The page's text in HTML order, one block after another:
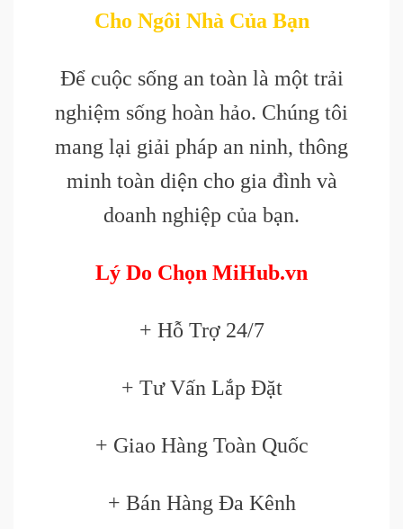
Cho Ngôi Nhà Của Bạn
Để cuộc sống an toàn là một trải
nghiệm sống hoàn hảo. Chúng tôi
mang lại giải pháp an ninh, thông
minh toàn diện cho gia đình và
doanh nghiệp của bạn.
Lý Do Chọn MiHub.vn
+ Hỗ Trợ 24/7
+ Tư Vấn Lắp Đặt
+ Giao Hàng Toàn Quốc
+ Bán Hàng Đa Kênh